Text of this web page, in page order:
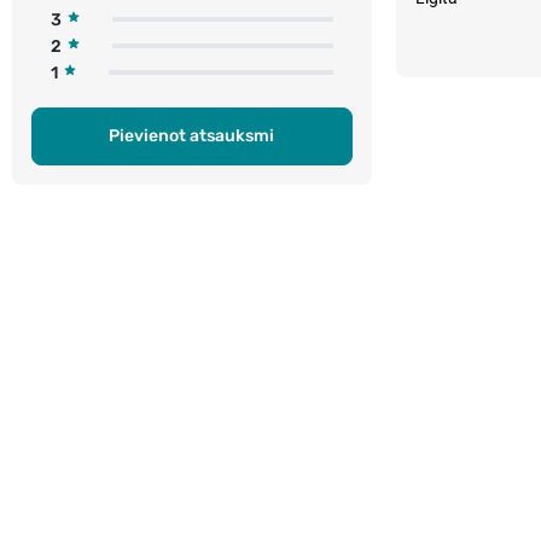
3
2
1
Pievienot atsauksmi